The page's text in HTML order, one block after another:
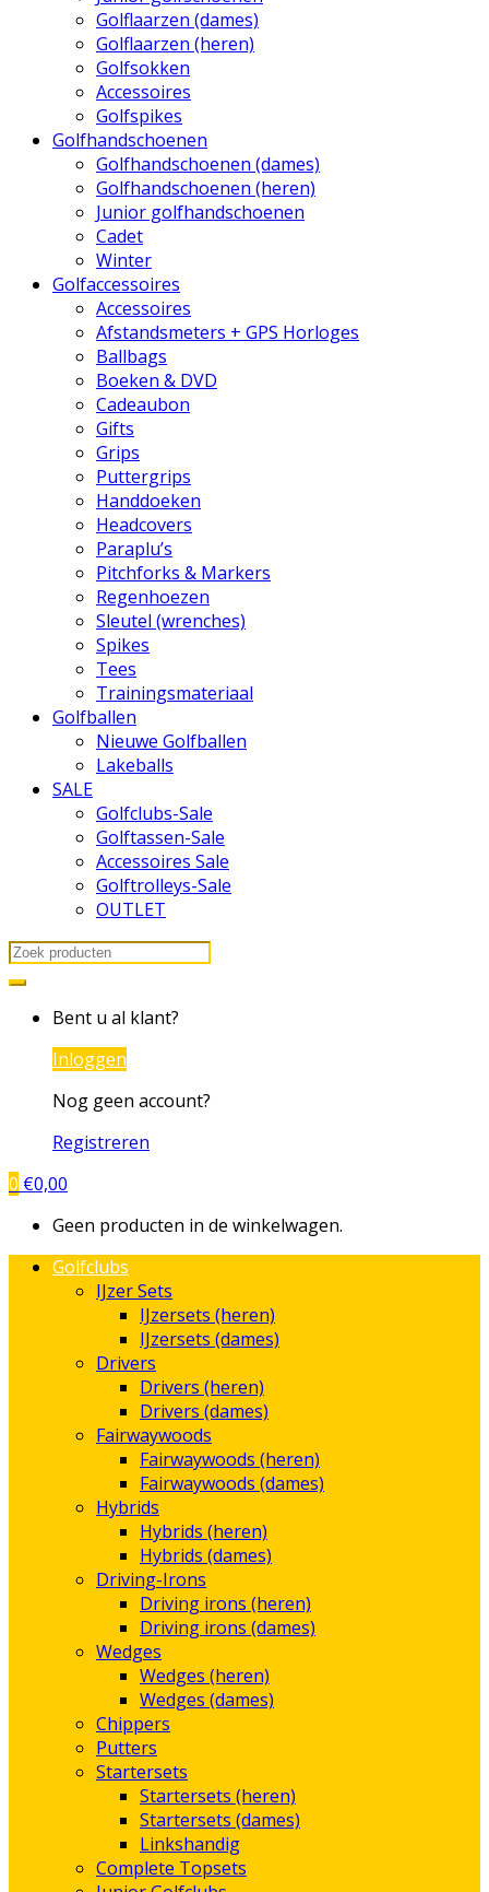
Golflaarzen (dames)
Golflaarzen (heren)
Golfsokken
Accessoires
Golfspikes
Golfhandschoenen
Golfhandschoenen (dames)
Golfhandschoenen (heren)
Junior golfhandschoenen
Cadet
Winter
Golfaccessoires
Accessoires
Afstandsmeters + GPS Horloges
Ballbags
Boeken & DVD
Cadeaubon
Gifts
Grips
Puttergrips
Handdoeken
Headcovers
Paraplu’s
Pitchforks & Markers
Regenhoezen
Sleutel (wrenches)
Spikes
Tees
Trainingsmateriaal
Golfballen
Nieuwe Golfballen
Lakeballs
SALE
Golfclubs-Sale
Golftassen-Sale
Accessoires Sale
Golftrolleys-Sale
OUTLET
Search
for:
Bent u al klant?
Inloggen
Nog geen account?
Registreren
0 €0,00
Geen producten in de winkelwagen.
Golfclubs
IJzer Sets
IJzersets (heren)
IJzersets (dames)
Drivers
Drivers (heren)
Drivers (dames)
Fairwaywoods
Fairwaywoods (heren)
Fairwaywoods (dames)
Hybrids
Hybrids (heren)
Hybrids (dames)
Driving-Irons
Driving irons (heren)
Driving irons (dames)
Wedges
Wedges (heren)
Wedges (dames)
Chippers
Putters
Startersets
Startersets (heren)
Startersets (dames)
Linkshandig
Complete Topsets